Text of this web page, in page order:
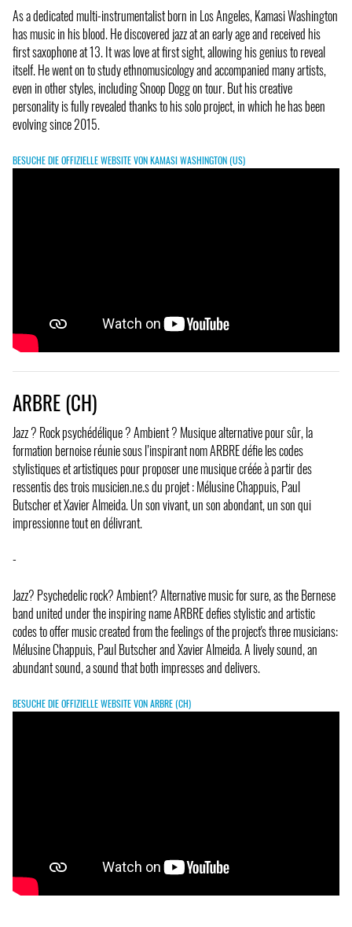
As a dedicated multi-instrumentalist born in Los Angeles, Kamasi Washington
has music in his blood. He discovered jazz at an early age and received his
first saxophone at 13. It was love at first sight, allowing his genius to reveal
itself. He went on to study ethnomusicology and accompanied many artists,
even in other styles, including Snoop Dogg on tour. But his creative
personality is fully revealed thanks to his solo project, in which he has been
evolving since 2015.
BESUCHE DIE OFFIZIELLE WEBSITE VON KAMASI WASHINGTON (US)
ARBRE (CH)
Jazz ? Rock psychédélique ? Ambient ? Musique alternative pour sûr, la
formation bernoise réunie sous l’inspirant nom ARBRE défie les codes
stylistiques et artistiques pour proposer une musique créée à partir des
ressentis des trois musicien.ne.s du projet : Mélusine Chappuis, Paul
Butscher et Xavier Almeida. Un son vivant, un son abondant, un son qui
impressionne tout en délivrant.
-
Jazz? Psychedelic rock? Ambient? Alternative music for sure, as the Bernese
band united under the inspiring name ARBRE defies stylistic and artistic
codes to offer music created from the feelings of the project's three musicians:
Mélusine Chappuis, Paul Butscher and Xavier Almeida. A lively sound, an
abundant sound, a sound that both impresses and delivers.
BESUCHE DIE OFFIZIELLE WEBSITE VON ARBRE (CH)